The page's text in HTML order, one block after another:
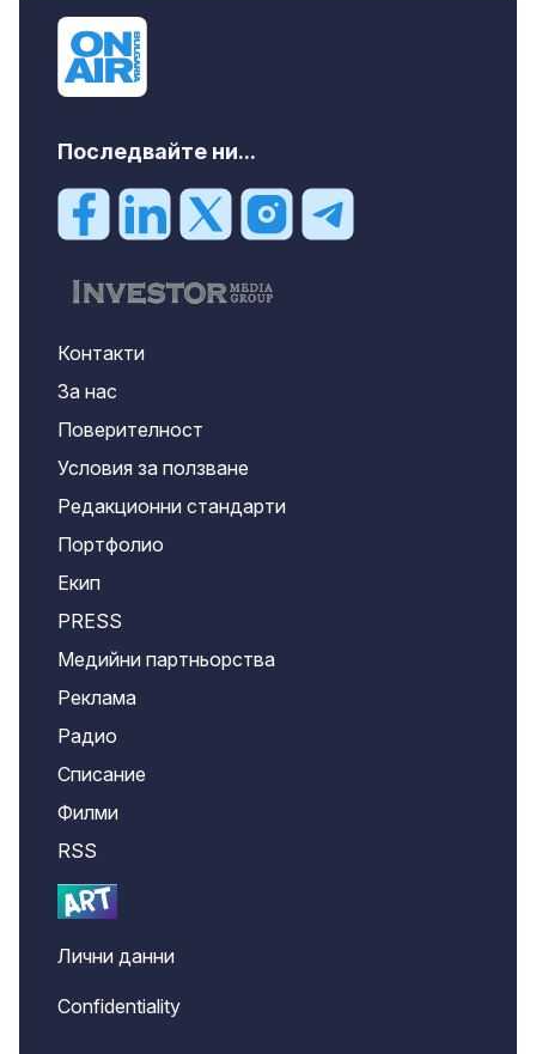
Последвайте ни...
Контакти
За нас
Поверителност
Условия за ползване
Редакционни стандарти
Портфолио
Екип
PRESS
Медийни партньорства
Реклама
Радио
Списание
Филми
RSS
Лични данни
Confidentiality